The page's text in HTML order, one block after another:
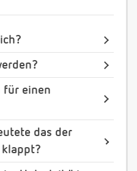
für einen
das der